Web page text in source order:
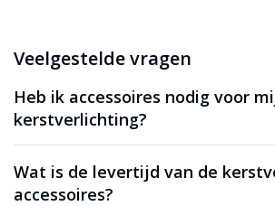
Veelgestelde vragen
Heb ik accessoires nodig voor
kerstverlichting?
Wat is de levertijd van de
accessoires?